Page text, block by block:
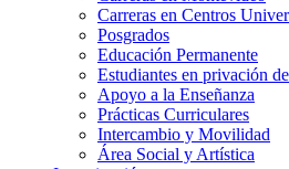
Carreras en Centros
Posgrados
Educación Permanente
Estudiantes en privación
Apoyo a la Enseñanza
Prácticas Curriculares
Intercambio y Movilidad
Área Social y Artística